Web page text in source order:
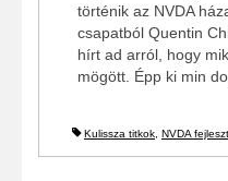
történik az NVDA
csapatból Quentin
hírt ad arról, hogy
mögött. Épp ki min
Kulissza titkok, NVDA